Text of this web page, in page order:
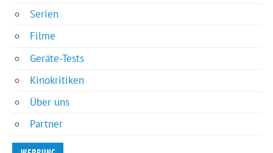
Serien
Filme
Geräte-Tests
Kinokritiken
Über uns
Partner